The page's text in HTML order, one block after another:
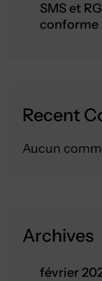
SMS et
conforme
Recent
Aucun
Archives
février